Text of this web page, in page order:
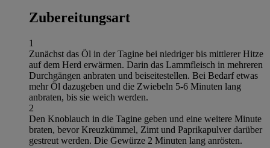
Zubereitungsart
1
Zunächst das Öl in der Tagine bei niedriger bis mittlerer Hitze
auf dem Herd erwärmen. Darin das Lammfleisch in mehreren
Durchgängen anbraten und beiseitestellen. Bei Bedarf etwas
mehr Öl dazugeben und die Zwiebeln 5-6 Minuten lang
anbraten, bis sie weich werden.
2
Den Knoblauch in die Tagine geben und eine weitere Minute
braten, bevor Kreuzkümmel, Zimt und Paprikapulver darüber
gestreut werden. Die Gewürze 2 Minuten lang anrösten.